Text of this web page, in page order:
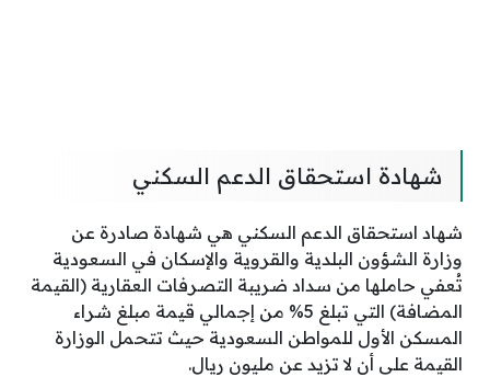
شهادة استحقاق الدعم السكني
شهاد استحقاق الدعم السكني هي شهادة صادرة عن
وزارة الشؤون البلدية والقروية والإسكان في السعودية
تُعفي حاملها من سداد ضريبة التصرفات العقارية (القيمة
المضافة) التي تبلغ 5% من إجمالي قيمة مبلغ شراء
المسكن الأول للمواطن السعودية حيث تتحمل الوزارة
القيمة على أن لا تزيد عن مليون ريال.